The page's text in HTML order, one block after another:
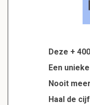
Deze +
Een
Nooit
Haal de